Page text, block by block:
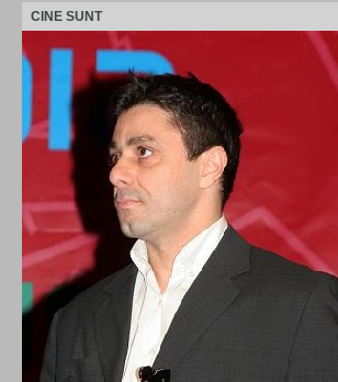
CINE SUNT